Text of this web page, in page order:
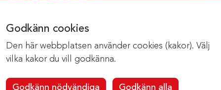
Godkänn cookies
Den här webbplatsen använder cookies (kakor). Välj
vilka kakor du vill godkänna.
Godkänn nödvändiga Godkänn alla
Om cookies
Kontakta webbredaktionen